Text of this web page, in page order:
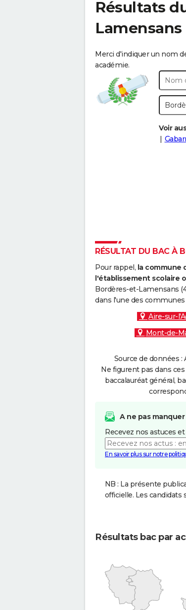
Résultats
Lamensans
Merci d'indiquer un nom
académie.
Voir
RÉSULTAT DU BAC À
Pour rappel, la commune
l'établissement scolaire
Bordères-et-Lamensans
dans l'une des communes
Aire-sur-
Mont-de-
Source de données
Ne figurent pas dans
baccalauréat général,
A ne pas manquer
Recevez nos astuces
En savoir plus sur notre
NB : La présente
officielle. Les candidats
Résultats bac par